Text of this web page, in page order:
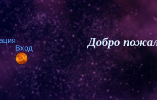
Вход
Добро